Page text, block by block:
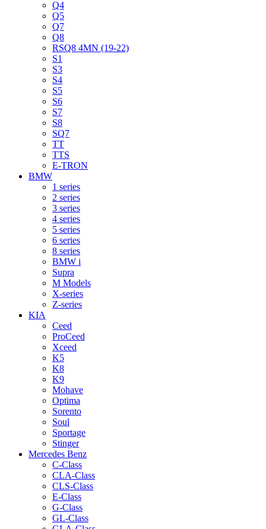
Q4
Q5
Q7
Q8
RSQ8 4MN (19-22)
S1
S3
S4
S5
S6
S7
S8
SQ7
TT
TTS
E-TRON
BMW
1 series
2 series
3 series
4 series
5 series
6 series
8 series
BMW i
Supra
M Models
X-series
Z-series
KIA
Ceed
ProCeed
Xceed
K5
K8
K9
Mohave
Optima
Sorento
Soul
Sportage
Stinger
Mercedes Benz
C-Class
CLA-Class
CLS-Class
E-Class
G-Class
GL-Class